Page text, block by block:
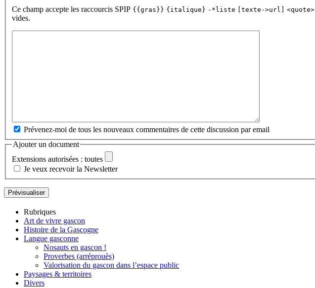
Ce champ accepte les raccourcis SPIP {{gras}} {italique} -*liste [texte->url] <quote>
vides.
Prévenez-moi de tous les nouveaux commentaires de cette discussion par email
Ajouter un document
Extensions autorisées : toutes
Je veux recevoir la Newsletter
Rubriques
Art de vivre gascon
Histoire de la Gascogne
Langue gasconne
Nosauts en gascon !
Proverbes (arréprouès)
Valorisation du gascon dans l’espace public
Paysages & territoires
Divers